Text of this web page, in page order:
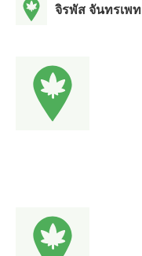
จิรพัส จันทรเพท